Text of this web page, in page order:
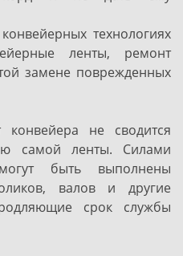
технологиях
ленты, ремонт
замене поврежденных
не сводится
самой ленты. Силами
быть выполнены
валов и другие
срок службы